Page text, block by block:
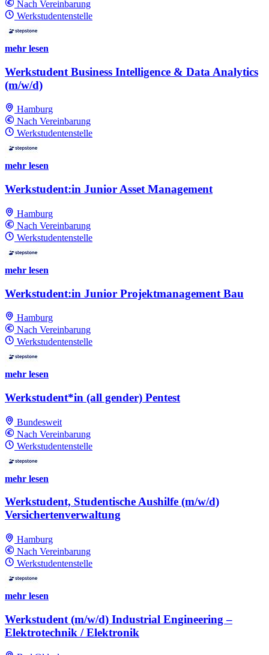
Nach Vereinbarung
Werkstudentenstelle
mehr lesen
Werkstudent Business Intelligence & Data Analytics
(m/w/d)
Hamburg
Nach Vereinbarung
Werkstudentenstelle
mehr lesen
Werkstudent:in Junior Asset Management
Hamburg
Nach Vereinbarung
Werkstudentenstelle
mehr lesen
Werkstudent:in Junior Projektmanagement Bau
Hamburg
Nach Vereinbarung
Werkstudentenstelle
mehr lesen
Werkstudent*in (all gender) Pentest
Bundesweit
Nach Vereinbarung
Werkstudentenstelle
mehr lesen
Werkstudent, Studentische Aushilfe (m/w/d)
Versichertenverwaltung
Hamburg
Nach Vereinbarung
Werkstudentenstelle
mehr lesen
Werkstudent (m/w/d) Industrial Engineering –
Elektrotechnik / Elektronik